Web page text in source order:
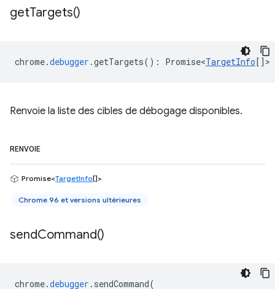
getTargets()
chrome.debugger .getTargets() : Promise<TargetInfo[] >
Renvoie la liste des cibles de débogage disponibles.
RENVOIE
Promise<TargetInfo[]>
Chrome 96 et versions ultérieures
sendCommand()
chrome.debugger . sendCommand(